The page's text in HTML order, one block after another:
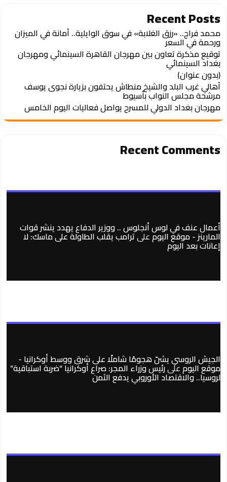
Recent Posts
محمد فراج.. «رزق الغلابة» في سوق الوايلية.. أمانة في الميزان
ورحمة في السعر
توقيع مذكرة تعاون بين مهرجان القاهرة السينمائي ومهرجان
بغداد السينمائي
(بدون عنوان)
أهالي غرب البلد والشيخ منطاش يحتفون بزيارة نجوى يوسف
مرشحة مجلس النواب بأسيوط
مهرجان بغداد الدولي للمسرح يواصل فعاليات اليوم الخامس
Recent Comments
أعمال عنف في لوس أنجلوس .. ووزير الدفاع يهدد ينشر قوات
المارينز - موقع اليومعلىترامب يقلب الطاولة على ماسك: لا
إعانات بعد اليوم
الجيش الروسي يشنّ هجومًا شاملًا على شرق ووسط أوكرانيا -
موقع اليومعلىرئيس وزراء المجر: صراع أوكرانيا “ضربة استباقية”
لروسيا.. والاقتصاد الأوروبي يدفع الثمن